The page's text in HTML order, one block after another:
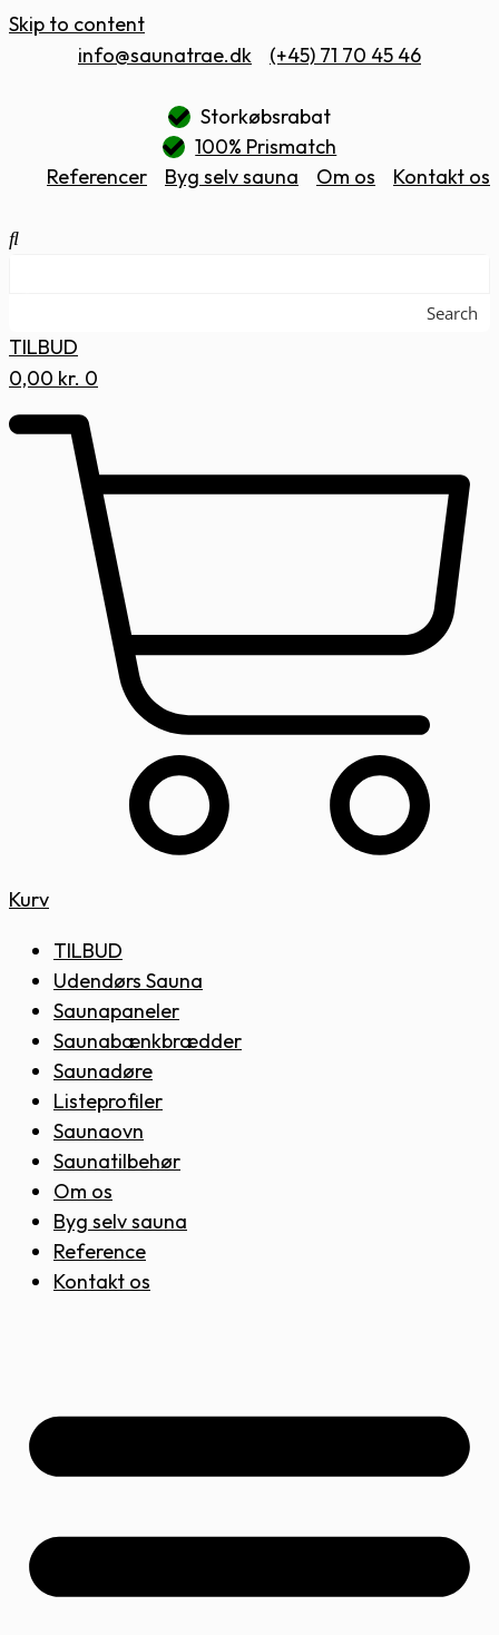
Skip to content
info@saunatrae.dk
(+45) 71 70 45 46
Storkøbsrabat
100% Prismatch
Referencer
Byg selv sauna Om os Kontakt os
Search
TILBUD
0,00 kr. 0
Kurv
TILBUD
Udendørs Sauna
Saunapaneler
Saunabænkbrædder
Saunadøre
Listeprofiler
Saunaovn
Saunatilbehør
Om os
Byg selv sauna
Reference
Kontakt os